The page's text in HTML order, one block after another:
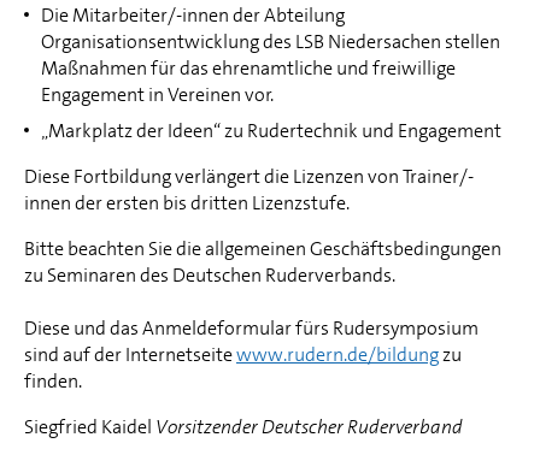
Die Mitarbeiter/-innen der Abteilung
Organisationsentwicklung des LSB Niedersachen stellen
Maßnahmen für das ehrenamtliche und freiwillige
Engagement in Vereinen vor.
„Markplatz der Ideen“ zu Rudertechnik und Engagement
Diese Fortbildung verlängert die Lizenzen von Trainer/-
innen der ersten bis dritten Lizenzstufe.
Bitte beachten Sie die allgemeinen Geschäftsbedingungen
zu Seminaren des Deutschen Ruderverbands.
Diese und das Anmeldeformular fürs Rudersymposium
sind auf der Internetseitewww.rudern.de/bildungzu
finden.
Siegfried Kaidel Vorsitzender Deutscher Ruderverband